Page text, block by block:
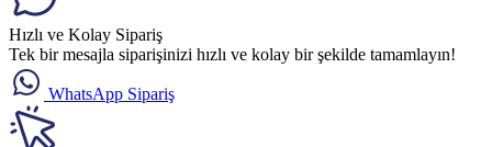
Hızlı ve Kolay Sipariş
Tek bir mesajla siparişinizi hızlı ve kolay bir şekilde tamamlayın!
WhatsApp Sipariş